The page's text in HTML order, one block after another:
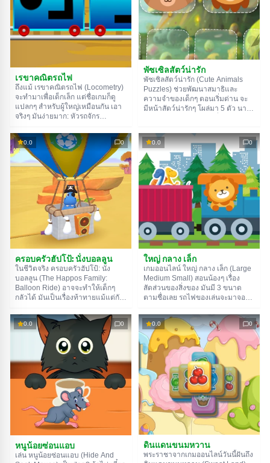
เรขาคณิตรถไฟ
ถึงแม้ เรขาคณิตรถไฟ (Locometry)
จะทำมาเพื่อเด็กเล็ก แต่ชื่อเกมก็ดู
แปลกๆ สำหรับผู้ใหญ่เหมือนกัน เอา
จริงๆ มันง่ายมาก: หัวรถจักร
(Geometry) = Locometry เป็นการ
ผสมคำที่ตลกดี ในเกมนี้นายต้องแยก
รูปทรงเรขาคณิตใส่ตู้รถไฟให้ถูก
ตามเงาของมัน มีเวลาแค่ 1 นาทีใน
การทำภารกิจแต่ละด่าน ลุยเลย!
พัซเซิลสัตว์น่ารัก
พัซเซิลสัตว์น่ารัก (Cute Animals
Puzzles) ช่วยพัฒนาสมาธิและ
ความจำของเด็กๆ ตอนเริ่มด่าน จะ
มีหน้าสัตว์น่ารักๆ โผล่มา 5 ตัว นาย
หรอ? ทำซ้ำกับสัตว์ตัวใหม่ไปเรื่อยๆ
จนกว่าเวลาจะหมด มีเวลาให้ 1 นาที
สำหรับทุกอย่าง ลุยเลย!
0.0 0
ครอบครัวฮัปโป้: นั่งบอลลูน
ในชีวิตจริง ครอบครัวฮัปโป้: นั่ง
บอลลูน (The Happos Family:
Balloon Ride) อาจจะทำให้เด็กๆ
กลัวได้ มันเป็นเรื่องท้าทายแม้แต่กับ
ในเกม ทุกอย่างจะกลายเป็นการผจญ
ภัยที่สนุกสนาน อย่างวันนี้ นายจะได้
เป่าลมและตกแต่งบอลลูนลมร้อน
ของตัวเอง แล้วบินออกไปในระยะ
ทางที่สวยงาม
0.0 0
ใหญ่ กลาง เล็ก
เกมออนไลน์ ใหญ่ กลาง เล็ก (Large
Medium Small) สอนน้องๆ เรื่อง
สัดส่วนของสิ่งของ มันมี 3 ขนาด
ตามชื่อเลย รถไฟของเล่นจะมาจอดที่
รถไฟตามขนาด มีของเล่นให้เลือก
เพียบเลยนะ ทั้งตุ๊กตา ทหาร หุ่นยนต์
ไดโนเสาร์ รถยนต์ และอื่นๆ อีกเพียบ
0.0 0
หนูน้อยซ่อนแอบ
เล่น หนูน้อยซ่อนแอบ (Hide And
0.0 0
ดินแดนขนมหวาน
พระราชาจากเกมออนไลน์วันนี้ฝันถึง